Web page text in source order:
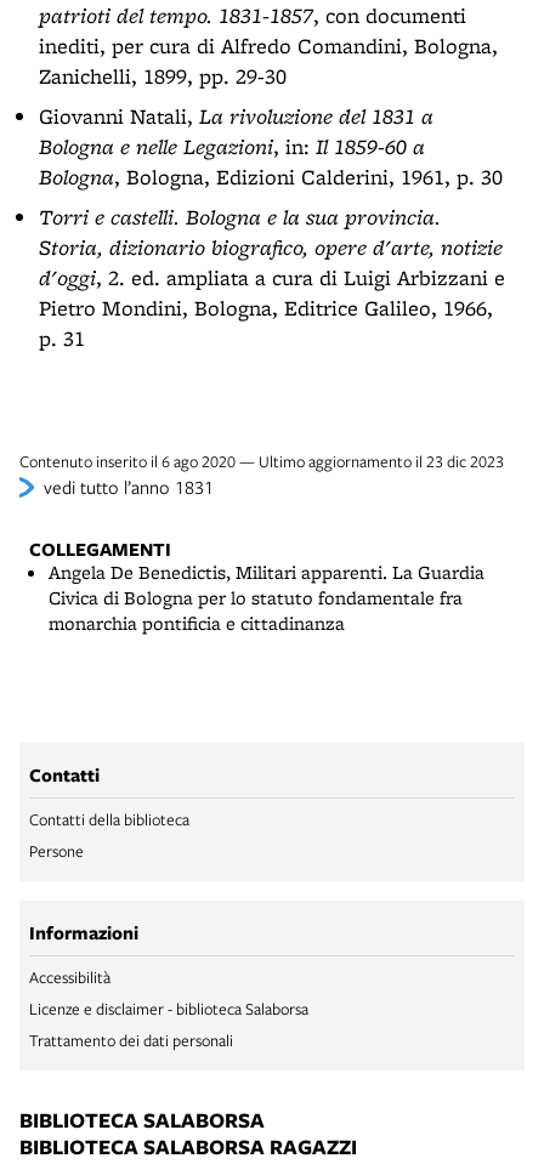
patrioti del tempo. 1831-1857, con documenti
inediti, per cura di Alfredo Comandini, Bologna,
Zanichelli, 1899, pp. 29-30
Giovanni Natali, La rivoluzione del 1831 a
Bologna e nelle Legazioni, in: Il 1859-60 a
Bologna, Bologna, Edizioni Calderini, 1961, p. 30
Torri e castelli. Bologna e la sua provincia.
Storia, dizionario biografico, opere d'arte, notizie
d'oggi, 2. ed. ampliata a cura di Luigi Arbizzani e
Pietro Mondini, Bologna, Editrice Galileo, 1966,
p. 31
Contenuto inserito il 6 ago 2020 — Ultimo aggiornamento il 23 dic 2023
vedi tutto l’anno 1831
COLLEGAMENTI
Angela De Benedictis, Militari apparenti. La Guardia
Civica di Bologna per lo statuto fondamentale fra
monarchia pontificia e cittadinanza
Contatti
Contatti della biblioteca
Persone
Informazioni
Accessibilità
Licenze e disclaimer - biblioteca Salaborsa
Trattamento dei dati personali
BIBLIOTECA SALABORSA
BIBLIOTECA SALABORSA RAGAZZI